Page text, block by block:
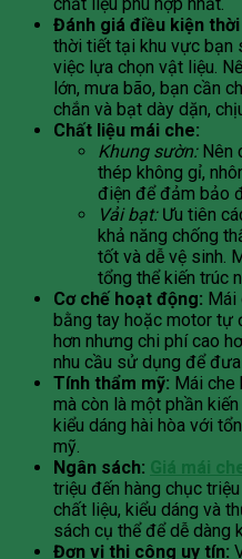
Đánh giá điều kiện
thời tiết tại khu vực bạn
việc lựa chọn vật liệu.
lớn, mưa bão, bạn cần
chắn và bạt dày dặn,
Chất liệu mái che:
Khung sườn:Nên
thép không gỉ,
điện để đảm bảo
Vải bạt:Ưu tiên
khả năng chống
tốt và dễ vệ sinh.
tổng thể kiến trúc
Cơ chế hoạt động: Mái
bằng tay hoặc motor tự
hơn nhưng chi phí cao
nhu cầu sử dụng để
Tính thẩm mỹ: Mái che
mà còn là một phần
kiểu dáng hài hòa với
mỹ.
Ngân sách: Giá mái
triệu đến hàng chục
chất liệu, kiểu dáng và
sách cụ thể để dễ dàng
Đơn vị thi công uy tín: